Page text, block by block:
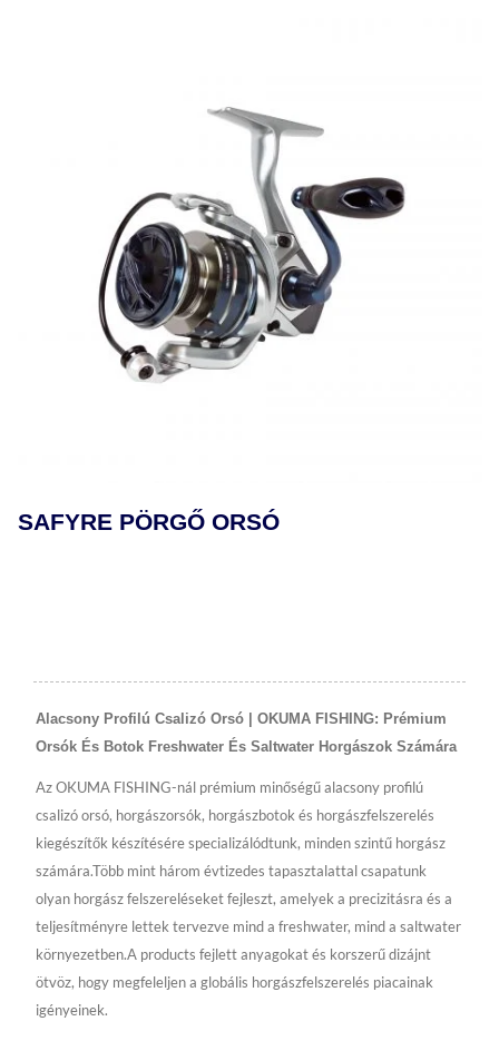
SAFYRE PÖRGŐ ORSÓ
Alacsony Profilú Csalizó Orsó | OKUMA FISHING: Prémium
Orsók És Botok Freshwater És Saltwater Horgászok Számára
Az OKUMA FISHING-nál prémium minőségű alacsony profilú
csalizó orsó, horgászorsók, horgászbotok és horgászfelszerelés
kiegészítők készítésére specializálódtunk, minden szintű horgász
számára.Több mint három évtizedes tapasztalattal csapatunk
olyan horgász felszereléseket fejleszt, amelyek a precizitásra és a
teljesítményre lettek tervezve mind a freshwater, mind a saltwater
környezetben.A products fejlett anyagokat és korszerű dizájnt
ötvöz, hogy megfeleljen a globális horgászfelszerelés piacainak
igényeinek.